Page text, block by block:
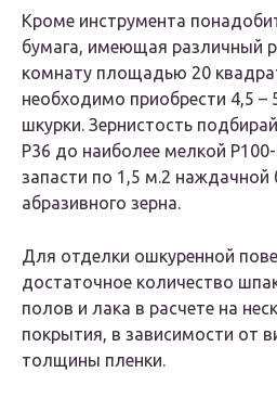
Кроме инструмента
бумага, имеющая различный
комнату площадью 20
необходимо приобрести 4,5 –
шкурки. Зернистость
Р36 до наиболее мелкой
запасти по 1,5 м.2 наждачной
абразивного зерна.
Для отделки ошкуренной
достаточное количество
полов и лака в расчете на
покрытия, в зависимости от
толщины пленки.